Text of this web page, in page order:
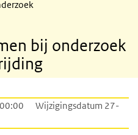
bij onderzoek
Wijzigingsdatum 27-